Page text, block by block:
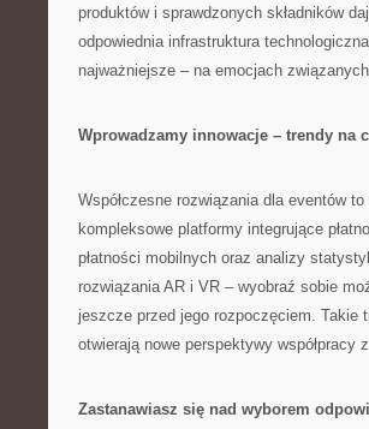
produktów i sprawdzonych składników
odpowiednia infrastruktura
najważniejsze – na emocjach
Wprowadzamy innowacje – trendy na
Współczesne rozwiązania dla eventów
kompleksowe platformy integrujące
płatności mobilnych oraz analizy
rozwiązania AR i VR – wyobraź sobie
jeszcze przed jego rozpoczęciem. Takie
otwierają nowe perspektywy współpracy
Zastanawiasz się nad wyborem